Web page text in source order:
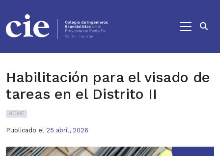
Habilitación para el visado de
tareas en el Distrito II
HOME
Publicado el 25 abril, 2026